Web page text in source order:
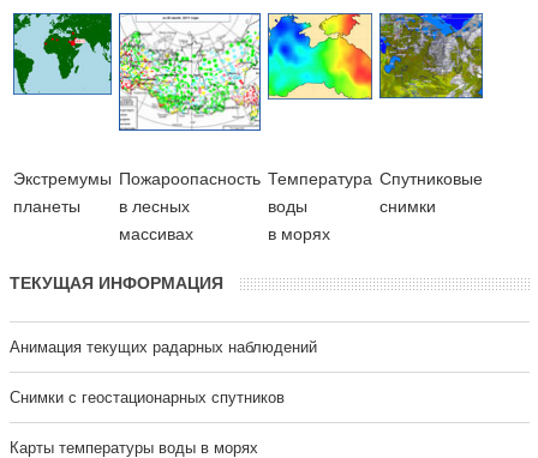
Экстремумы
планеты
Пожароопасность
в лесных
массивах
Температура
воды
в морях
Cпутниковые
снимки
ТЕКУЩАЯ ИНФОРМАЦИЯ
Анимация текущих радарных наблюдений
Cнимки с геостационарных спутников
Карты температуры воды в морях